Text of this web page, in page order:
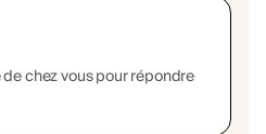
chez vous pour répondre